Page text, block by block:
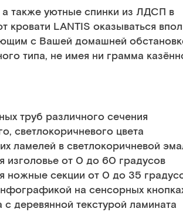
также уютные спинки из ЛДСП в
кровати LANTIS оказываться
с Вашей домашней
типа, не имея ни грамма
труб различного сечения
светлокоричневого цвета
ламелей в светлокоричневой
изголовье от 0 до 60 градусов
ножные секции от 0 до 35
на сенсорных
деревянной текстурой ламината